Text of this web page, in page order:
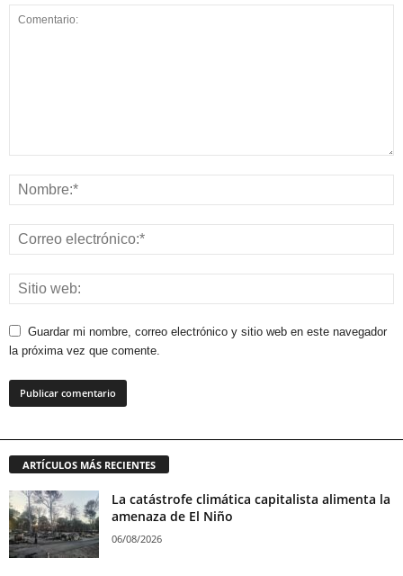
Guardar mi nombre, correo electrónico y sitio web en este navegador
la próxima vez que comente.
ARTÍCULOS MÁS RECIENTES
La catástrofe climática capitalista alimenta la
amenaza de El Niño
06/08/2026